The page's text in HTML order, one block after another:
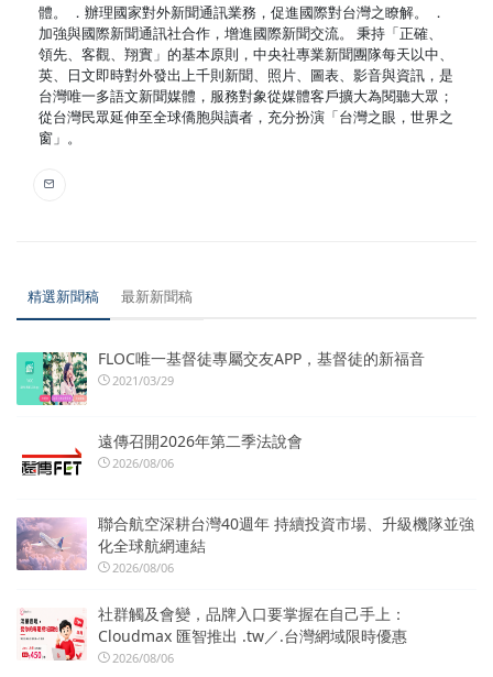
體。 ．辦理國家對外新聞通訊業務，促進國際對台灣之瞭解。 ．
加強與國際新聞通訊社合作，增進國際新聞交流。 秉持「正確、
領先、客觀、翔實」的基本原則，中央社專業新聞團隊每天以中、
英、日文即時對外發出上千則新聞、照片、圖表、影音與資訊，是
台灣唯一多語文新聞媒體，服務對象從媒體客戶擴大為閱聽大眾；
從台灣民眾延伸至全球僑胞與讀者，充分扮演「台灣之眼，世界之
窗」。
精選新聞稿 最新新聞稿
FLOC唯一基督徒專屬交友APP，基督徒的新福音
2021/03/29
遠傳召開2026年第二季法說會
2026/08/06
聯合航空深耕台灣40週年 持續投資市場、升級機隊並強
化全球航網連結
2026/08/06
社群觸及會變，品牌入口要掌握在自己手上：
Cloudmax 匯智推出 .tw／.台灣網域限時優惠
2026/08/06